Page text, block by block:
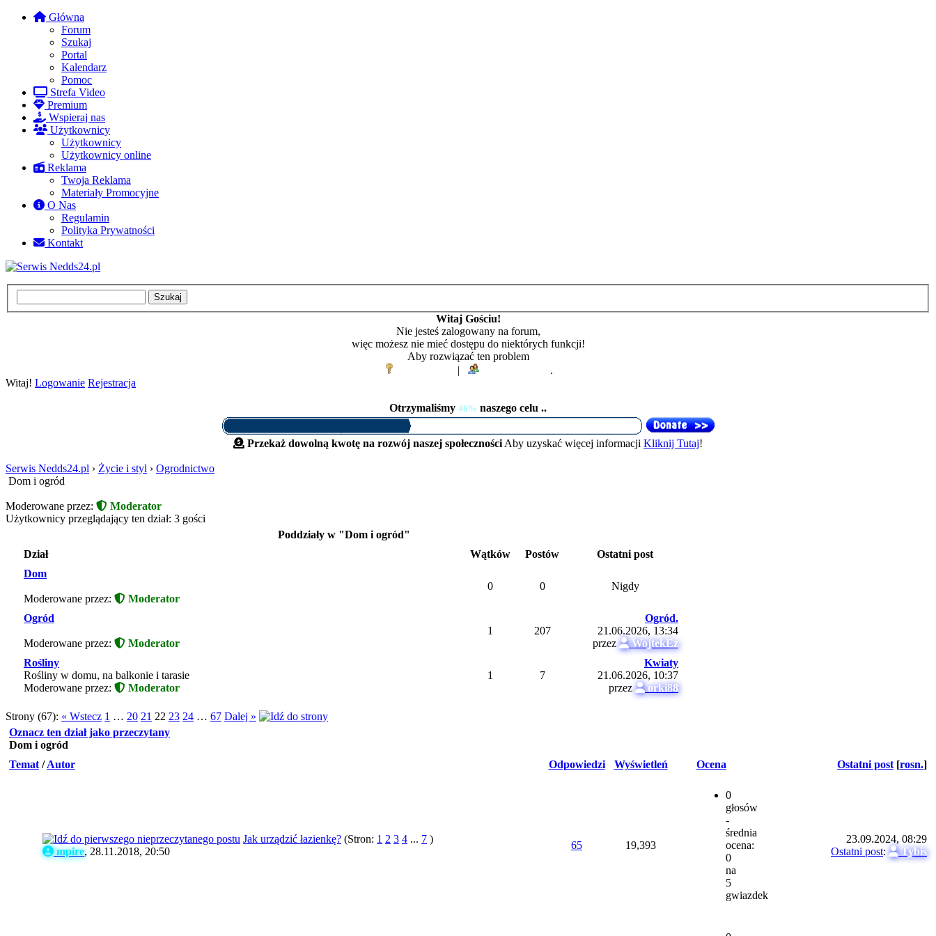
Główna
Forum
Szukaj
Portal
Kalendarz
Pomoc
Strefa Video
Premium
Wspieraj nas
Użytkownicy
Użytkownicy
Użytkownicy online
Reklama
Twoja Reklama
Materiały Promocyjne
O Nas
Regulamin
Polityka Prywatności
Kontakt
Witaj Gościu!
Nie jesteś zalogowany na forum,
więc możesz nie mieć dostępu do niektórych funkcji!
Aby rozwiązać ten problem
|
.
Witaj! Logowanie Rejestracja
Otrzymaliśmy 46% naszego celu ..
Przekaż dowolną kwotę na rozwój naszej społeczności Aby uzyskać więcej informacji Kliknij Tutaj!
Serwis Nedds24.pl › Życie i styl › Ogrodnictwo
Dom i ogród
Moderowane przez:
Moderator
Użytkownicy przeglądający ten dział: 3 gości
Poddziały w "Dom i ogród"
Dział
Wątków Postów
Ostatni post
Dom
Moderowane przez: Moderator
0 0 Nigdy
Ogród
Moderowane przez: Moderator
1 207
Ogród.
21.06.2026, 13:34
przez
WojtekEz
Rośliny
Rośliny w domu, na balkonie i tarasie
Moderowane przez:
Moderator
1 7
Kwiaty
21.06.2026, 10:37
przez
orki88
Strony (67): « Wstecz 1 … 20 21 22 23 24 … 67 Dalej »
Oznacz ten dział jako przeczytany
Dom i ogród
Temat /Autor Odpowiedzi Wyświetleń Ocena Ostatni post [rosn.]
Jak urządzić łazienkę? (Stron: 1 2 3 4 ... 7 )
mpire, 28.11.2018, 20:50
65 19,393
0
głosów
-
średnia
ocena:
0
na
5
gwiazdek
23.09.2024, 08:29
Ostatni post: Tybis